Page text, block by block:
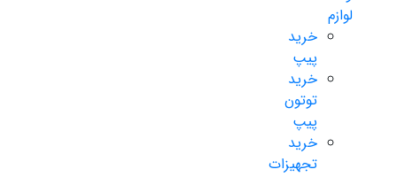
لوازم
خرید
پیپ
خرید
توتون
پیپ
خرید
تجهیزات